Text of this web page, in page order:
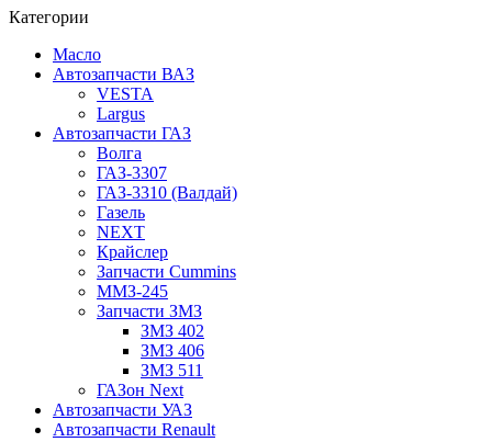
Категории
Масло
Автозапчасти ВАЗ
VESTA
Largus
Автозапчасти ГАЗ
Волга
ГАЗ-3307
ГАЗ-3310 (Валдай)
Газель
NEXT
Крайслер
Запчасти Cummins
ММЗ-245
Запчасти ЗМЗ
ЗМЗ 402
ЗМЗ 406
ЗМЗ 511
ГАЗон Next
Автозапчасти УАЗ
Автозапчасти Renault